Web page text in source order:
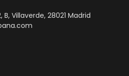
B, Villaverde, 28021 Madrid